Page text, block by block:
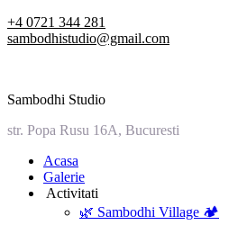
Skip
to
+4 0721 344 281
sambodhistudio@gmail.com
Sambodhi Studio
str. Popa Rusu 16A, Bucuresti
‎Acasa
Galerie
‎ ‎Activitati‎
🌿 Sambodhi Village 🏕️